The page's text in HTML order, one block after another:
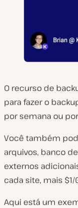
O recurso de
para fazer o
por semana ou
Você também
arquivos, banco
externos
cada site, mais
Aqui está um